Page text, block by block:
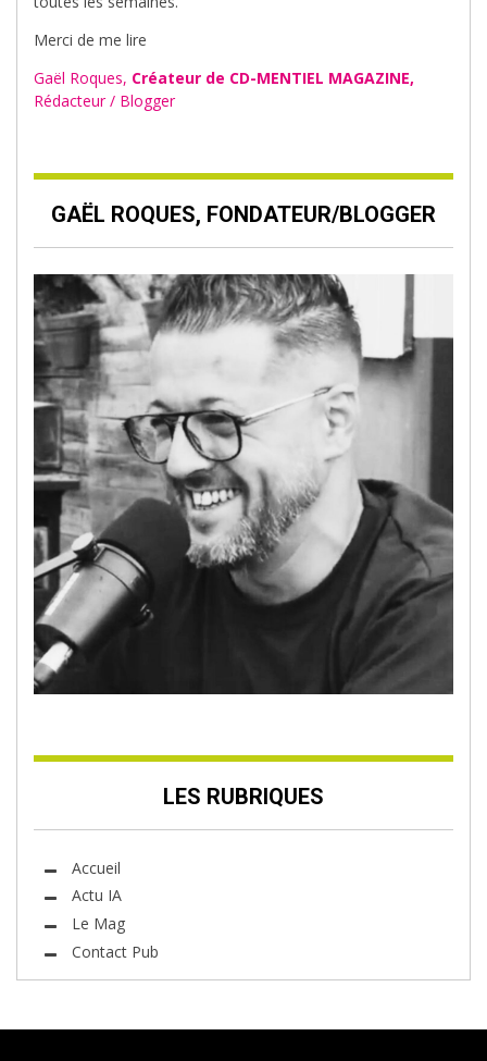
Merci de me lire
Gaël Roques, Créateur de CD-MENTIEL MAGAZINE,
Rédacteur / Blogger
GAËL ROQUES, FONDATEUR/BLOGGER
LES RUBRIQUES
Accueil
Actu IA
Le Mag
Contact Pub